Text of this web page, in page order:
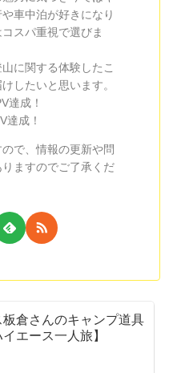
車中泊が好きになり
スパ重視で選びま
に関する体験したこ
したいと思います。
達成！
達成！
で、情報の更新や問
ますのでご了承くだ
板倉さんのキャンプ道具
エース一人旅】